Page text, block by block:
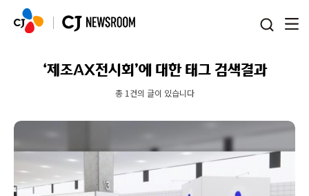
‘제조AX전시회’에 대한 태그 검색결과
총 1건의 글이 있습니다